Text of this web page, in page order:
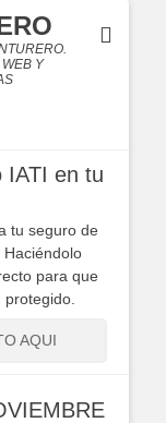
Y
IATI en tu
tu seguro de
para que
AQUI